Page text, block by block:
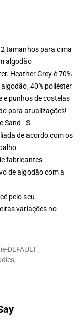
tamanhos para cima
algodão
Heather Grey é 70%
40% poliéster
e punhos de costelas
para atualizações!
Sand - S
de acordo com os
fabricantes
de algodão com a
pelo seu
variações no
DEFAULT
,